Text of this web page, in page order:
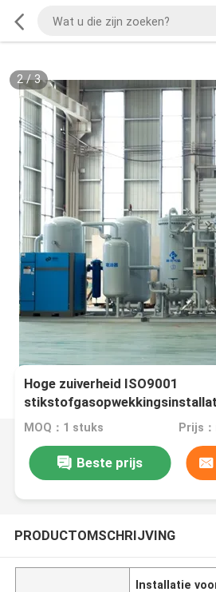
2/3
Hoge zuiverheid ISO9001
MOQ：1 stuks Prijs
Beste prijs
PRODUCTOMSCHRIJVING
Installatie